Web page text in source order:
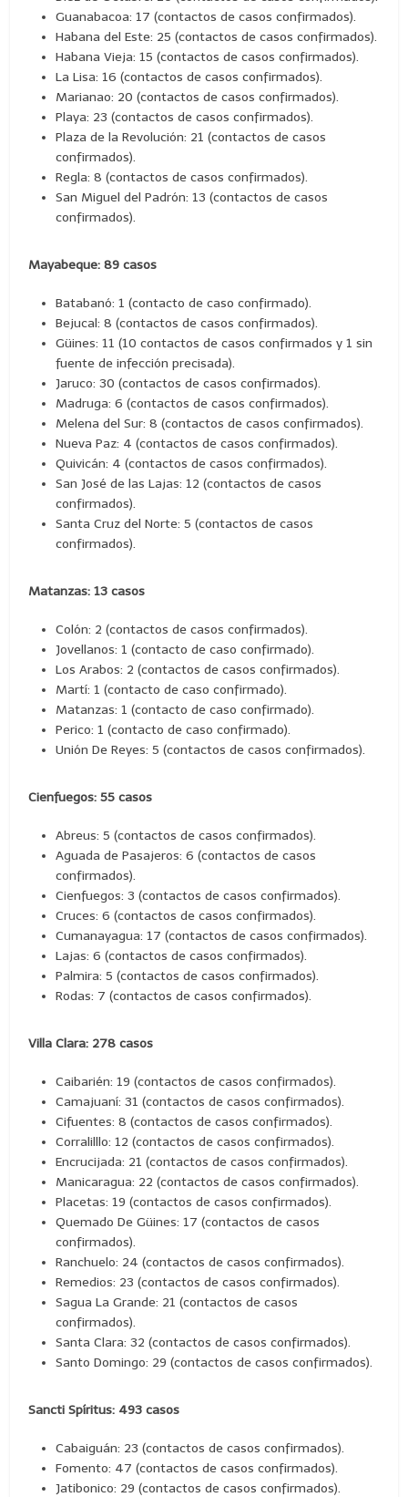
Guanabacoa: 17 (contactos de casos confirmados).
Habana del Este: 25 (contactos de casos confirmados).
Habana Vieja: 15 (contactos de casos confirmados).
La Lisa: 16 (contactos de casos confirmados).
Marianao: 20 (contactos de casos confirmados).
Playa: 23 (contactos de casos confirmados).
Plaza de la Revolución: 21 (contactos de casos
confirmados).
Regla: 8 (contactos de casos confirmados).
San Miguel del Padrón: 13 (contactos de casos
confirmados).
Mayabeque: 89 casos
Batabanó: 1 (contacto de caso confirmado).
Bejucal: 8 (contactos de casos confirmados).
Güines: 11 (10 contactos de casos confirmados y 1 sin
fuente de infección precisada).
Jaruco: 30 (contactos de casos confirmados).
Madruga: 6 (contactos de casos confirmados).
Melena del Sur: 8 (contactos de casos confirmados).
Nueva Paz: 4 (contactos de casos confirmados).
Quivicán: 4 (contactos de casos confirmados).
San José de las Lajas: 12 (contactos de casos
confirmados).
Santa Cruz del Norte: 5 (contactos de casos
confirmados).
Matanzas: 13 casos
Colón: 2 (contactos de casos confirmados).
Jovellanos: 1 (contacto de caso confirmado).
Los Arabos: 2 (contactos de casos confirmados).
Martí: 1 (contacto de caso confirmado).
Matanzas: 1 (contacto de caso confirmado).
Perico: 1 (contacto de caso confirmado).
Unión De Reyes: 5 (contactos de casos confirmados).
Cienfuegos: 55 casos
Abreus: 5 (contactos de casos confirmados).
Aguada de Pasajeros: 6 (contactos de casos
confirmados).
Cienfuegos: 3 (contactos de casos confirmados).
Cruces: 6 (contactos de casos confirmados).
Cumanayagua: 17 (contactos de casos confirmados).
Lajas: 6 (contactos de casos confirmados).
Palmira: 5 (contactos de casos confirmados).
Rodas: 7 (contactos de casos confirmados).
Villa Clara: 278 casos
Caibarién: 19 (contactos de casos confirmados).
Camajuaní: 31 (contactos de casos confirmados).
Cifuentes: 8 (contactos de casos confirmados).
Corralilllo: 12 (contactos de casos confirmados).
Encrucijada: 21 (contactos de casos confirmados).
Manicaragua: 22 (contactos de casos confirmados).
Placetas: 19 (contactos de casos confirmados).
Quemado De Güines: 17 (contactos de casos
confirmados).
Ranchuelo: 24 (contactos de casos confirmados).
Remedios: 23 (contactos de casos confirmados).
Sagua La Grande: 21 (contactos de casos
confirmados).
Santa Clara: 32 (contactos de casos confirmados).
Santo Domingo: 29 (contactos de casos confirmados).
Sancti Spíritus: 493 casos
Cabaiguán: 23 (contactos de casos confirmados).
Fomento: 47 (contactos de casos confirmados).
Jatibonico: 29 (contactos de casos confirmados).